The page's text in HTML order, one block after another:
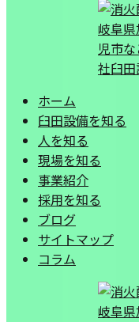
ホーム
臼田設備を知る
人を知る
現場を知る
事業紹介
採用を知る
ブログ
サイトマップ
コラム